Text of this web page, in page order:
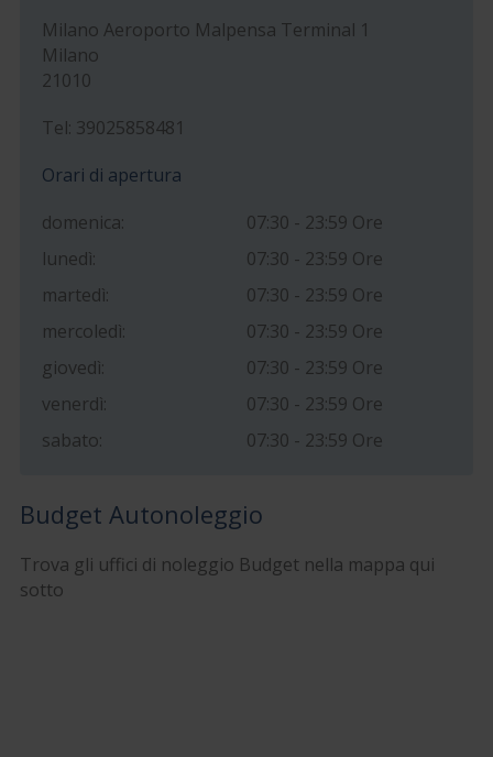
Milano Aeroporto Malpensa Terminal 1
Milano
21010
Tel: 39025858481
Orari di apertura
domenica:
07:30 - 23:59 Ore
lunedì:
07:30 - 23:59 Ore
martedì:
07:30 - 23:59 Ore
mercoledì:
07:30 - 23:59 Ore
giovedì:
07:30 - 23:59 Ore
venerdì:
07:30 - 23:59 Ore
sabato:
07:30 - 23:59 Ore
Budget Autonoleggio
Trova gli uffici di noleggio Budget nella mappa qui
sotto